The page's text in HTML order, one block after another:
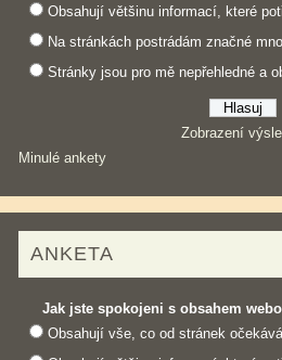
Obsahují většinu informací, které
Na stránkách postrádám značné
Stránky jsou pro mě nepřehledné a
Zobrazení
Minulé ankety
ANKETA
Jak jste spokojeni s obsahem
Obsahují vše, co od stránek